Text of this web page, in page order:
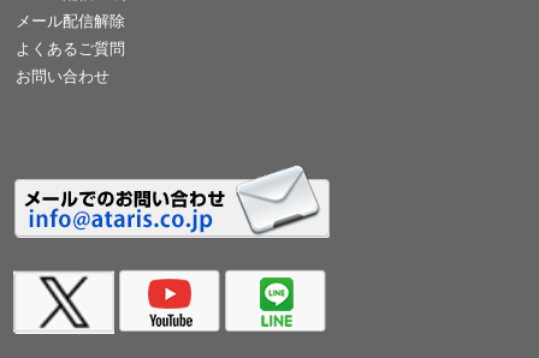
メール配信解除
よくあるご質問
お問い合わせ